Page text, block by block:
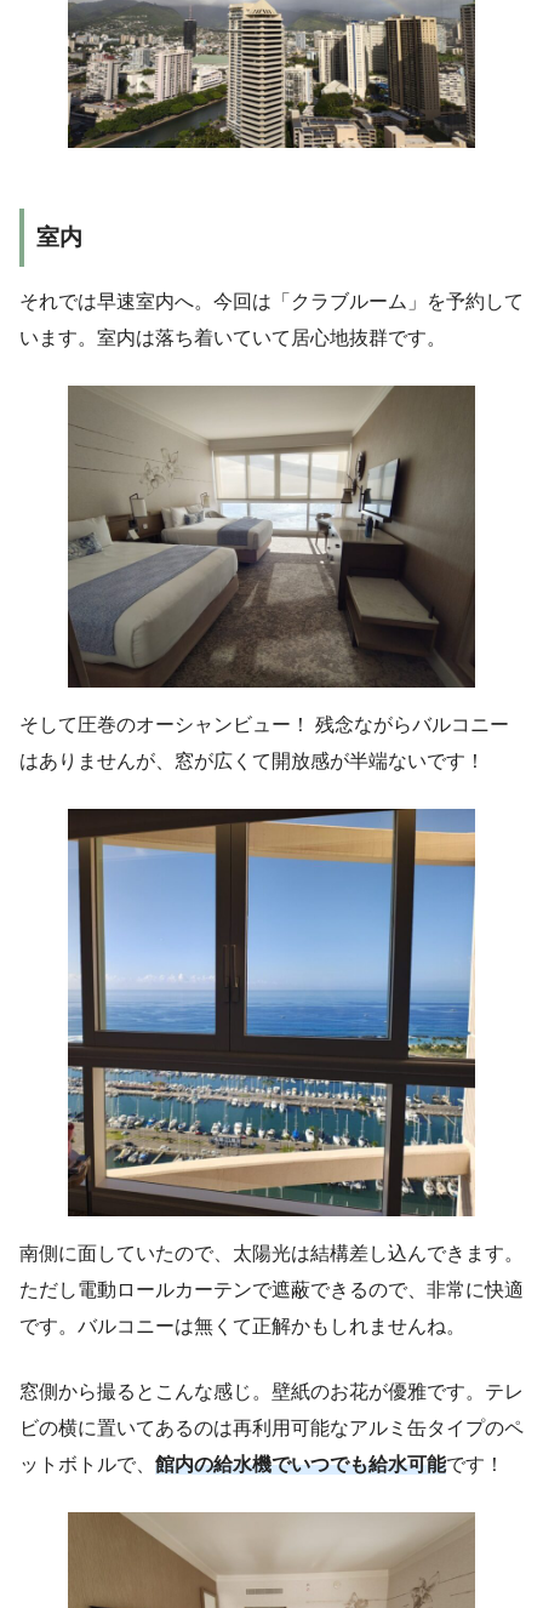
室内
それでは早速室内へ。今回は「クラブルーム」を予約して
います。室内は落ち着いていて居心地抜群です。
そして圧巻のオーシャンビュー！ 残念ながらバルコニー
はありませんが、窓が広くて開放感が半端ないです！
南側に面していたので、太陽光は結構差し込んできます。
ただし電動ロールカーテンで遮蔽できるので、非常に快適
です。バルコニーは無くて正解かもしれませんね。
窓側から撮るとこんな感じ。壁紙のお花が優雅です。テレ
ビの横に置いてあるのは再利用可能なアルミ缶タイプのペ
ットボトルで、 館内の給水機でいつでも給水可能です！